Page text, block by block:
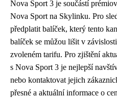
Nova Sport 3 je součástí
Nova Sport na Skylinku. Pro
předplatit balíček, který tento
balíček se můžou lišit v
zvoleném tarifu. Pro zjištění
s Nova Sport 3 je nejlepší
nebo kontaktovat jejich
přesné a aktuální informace o